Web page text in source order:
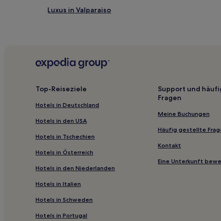
Luxus in Valparaiso
Strand in Algarrobo
Hotels nahe Museum der Marinegeschütze
La Cruz Hotels
Provinz Los Andes: Hotels
Provinz Quillota: Hotels
Hotels nahe Playa Las Salinas
Provinz Marga Marga: Hotels
Top-Reiseziele
Hotels in Deutschland
Hotels in den USA
Hotels in Tschechien
Hotels in Österreich
Hotels in den Niederlanden
Hotels in Italien
Hotels in Schweden
Hotels in Portugal
Support und
Fragen
Meine Buchungen
Häufig gestellte
Kontakt
Eine Unterkunft